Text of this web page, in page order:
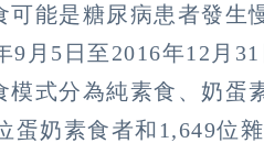
能是糖尿病患者發生
9月5日至2016年12月
式分為純素食、奶蛋
蛋奶素食者和1,649位